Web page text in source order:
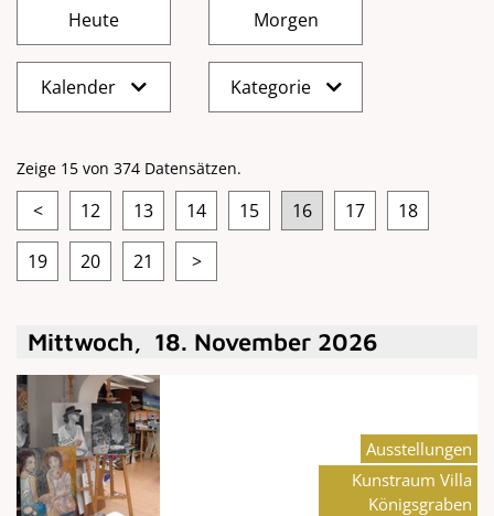
Kalender Kategorie
Zeige 15 von 374 Datensätzen.
< 12 13 14 15 16 17 18
19 20 21 >
Mittwoch, 18. November 2026
Ausstellungen
Kunstraum Villa
Königsgraben